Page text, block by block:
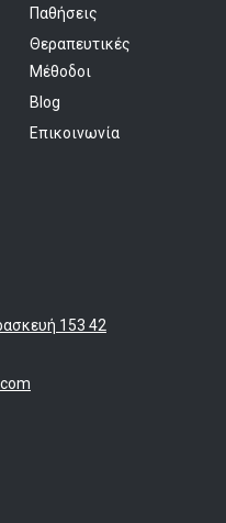
Παθήσεις
Θεραπευτικές
Μέθοδοι
Blog
Επικοινωνία
153 42